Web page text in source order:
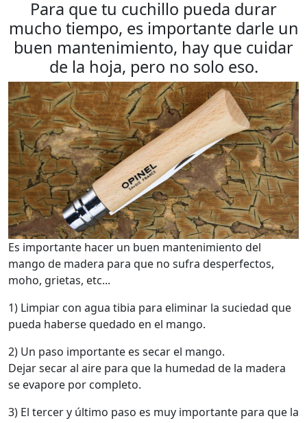
Para que tu cuchillo pueda durar
mucho tiempo, es importante darle un
buen mantenimiento, hay que cuidar
de la hoja, pero no solo eso.
Es importante hacer un buen mantenimiento del
mango de madera para que no sufra desperfectos,
moho, grietas, etc...
1) Limpiar con agua tibia para eliminar la suciedad que
pueda haberse quedado en el mango.
2) Un paso importante es secar el mango.
Dejar secar al aire para que la humedad de la madera
se evapore por completo.
3) El tercer y último paso es muy importante para que la